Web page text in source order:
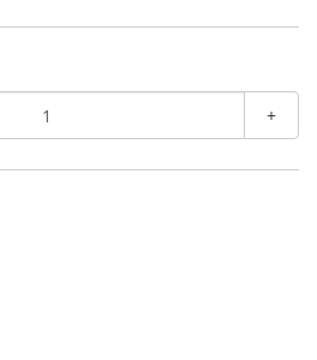
+